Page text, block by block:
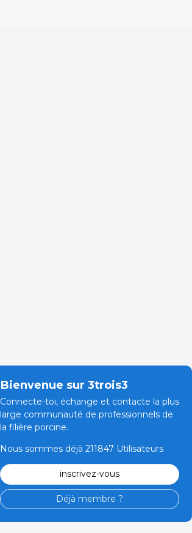
Bienvenue sur 3trois3
Connecte-toi, échange et contacte la plus
large communauté de professionnels de
la filière porcine.
Nous sommes déjà 211847 Utilisateurs
inscrivez-vous
Déjà membre ?